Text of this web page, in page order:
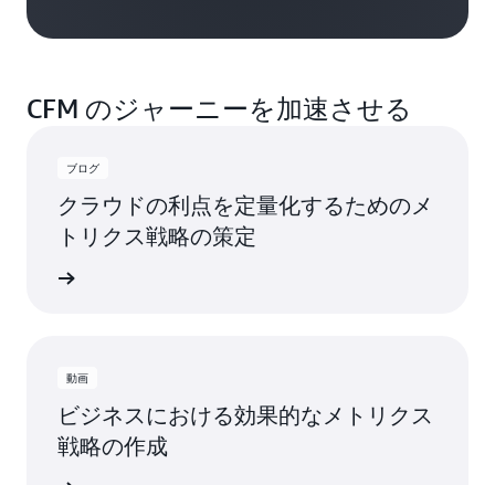
CFM のジャーニーを加速させる
ブログ
クラウドの利点を定量化するためのメ
トリクス戦略の策定
動画
ビジネスにおける効果的なメトリクス
戦略の作成